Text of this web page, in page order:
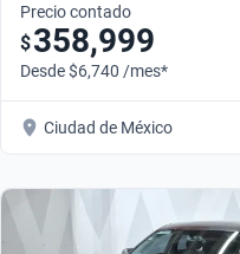
Precio contado
$358,999
Desde $6,740 /mes*
Ciudad de México